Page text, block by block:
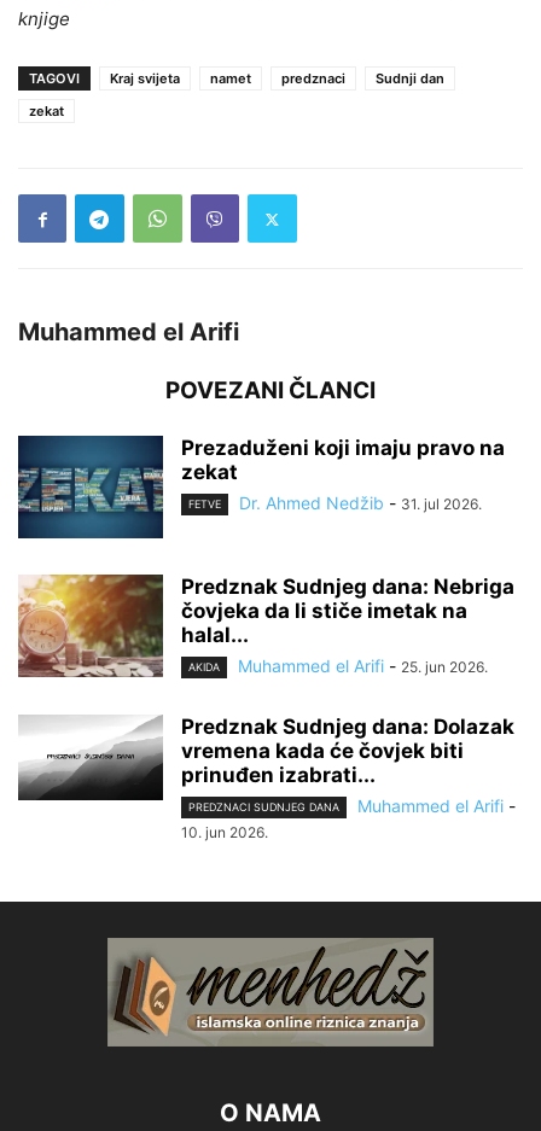
knjige
TAGOVI Kraj svijeta namet predznaci
Sudnji dan
zekat
Muhammed el Arifi
POVEZANI ČLANCI
Prezaduženi koji imaju pravo na
zekat
FETVE Dr. Ahmed Nedžib - 31. jul 2026.
Predznak Sudnjeg dana: Nebriga
čovjeka da li stiče imetak na
halal...
AKIDA Muhammed el Arifi - 25. jun 2026.
Predznak Sudnjeg dana: Dolazak
vremena kada će čovjek biti
prinuđen izabrati...
PREDZNACI SUDNJEG DANA Muhammed el Arifi -
10. jun 2026.
O NAMA